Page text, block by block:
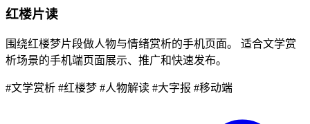
红楼片读
围绕红楼梦片段做人物与情绪赏析的手机页面。 适合文学赏
析场景的手机端页面展示、推广和快速发布。
#文学赏析 #红楼梦 #人物解读 #大字报 #移动端